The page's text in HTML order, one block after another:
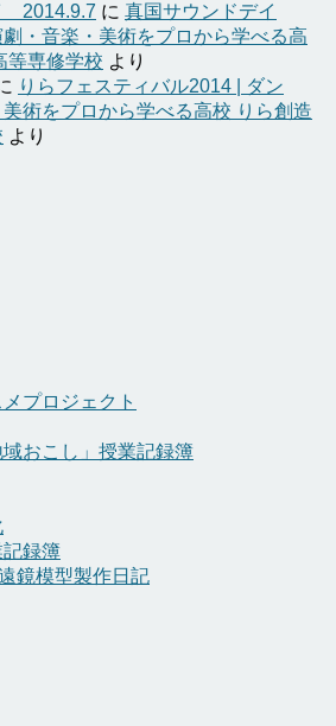
2014.9.7 に 真国サウンドデイ
・音楽・美術をプロから学べる高
等専修学校 より
りらフェスティバル2014 | ダン
術をプロから学べる高校 りら創造
より
プロジェクト
おこし」授業記録簿
録簿
鏡模型製作日記